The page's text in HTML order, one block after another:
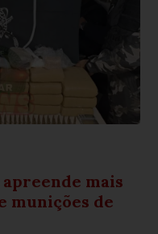
apreende mais
munições de